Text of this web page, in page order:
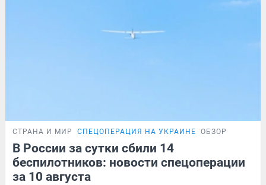
СТРАНА И МИР СПЕЦОПЕРАЦИЯ НА УКРАИНЕ ОБЗОР
В России за сутки сбили 14
беспилотников: новости спецоперации
за 10 августа